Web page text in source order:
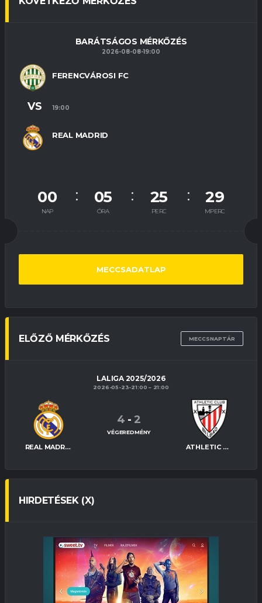
BARÁTSÁGOS MÉRKŐZÉS
2026-08-08-19:00
FERENCVÁROSI FC
REAL MADRID
VS 19:00
00
NAP
05
ÓRA
25
PERC
29
MPERC
MECCSADATLAP
ELŐZŐ MÉRKŐZÉS MECCSNAPTÁR
LALIGA 2025/2026
2026-05-23-21:00 21:00
REAL MADRID ATHLETIC BILBAO
4 - 2
VÉGEREDMÉNY
HIRDETÉSEK (X)